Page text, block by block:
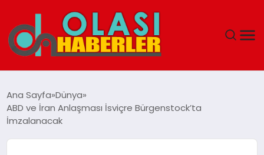
SPOR
Ana Sayfa Dünya
ABD ve İran Anlaşması İsviçre Bürgenstock’ta
İmzalanacak